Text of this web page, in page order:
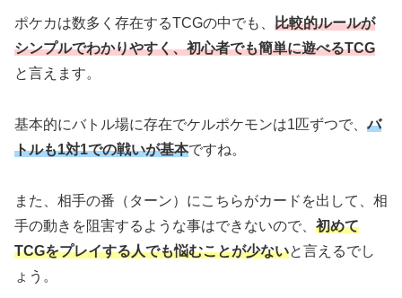
ポケカは数多く存在するTCGの中でも、 比較的ルールが
シンプルでわかりやすく、初心者でも簡単に遊べるTCG
と言えます。
基本的にバトル場に存在でケルポケモンは1匹ずつで、バ
トルも1対1での戦いが基本ですね。
また、相手の番（ターン）にこちらがカードを出して、相
手の動きを阻害するような事はできないので、 初めて
TCGをプレイする人でも悩むことが少ないと言えるでし
ょう。